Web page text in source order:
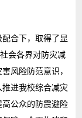
合下，取得了显
会各界对防灾减
风险防范意识，
进我校综合减灾
公众的防震避险